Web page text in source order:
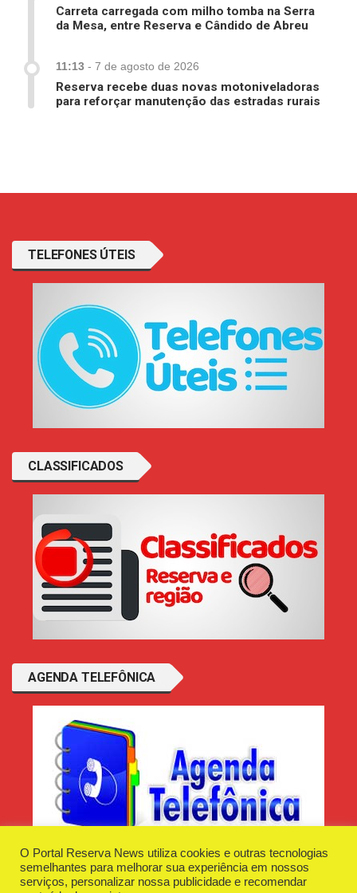
Carreta carregada com milho tomba na Serra
da Mesa, entre Reserva e Cândido de Abreu
11:13 - 7 de agosto de 2026
Reserva recebe duas novas motoniveladoras
para reforçar manutenção das estradas rurais
TELEFONES ÚTEIS
CLASSIFICADOS
AGENDA TELEFÔNICA
O Portal Reserva News utiliza cookies e outras tecnologias
semelhantes para melhorar sua experiência em nossos
serviços, personalizar nossa publicidade e recomendar